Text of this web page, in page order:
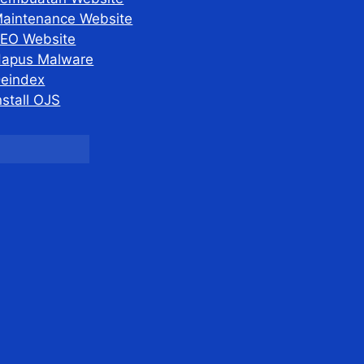
Website
Website
Malware
OJS